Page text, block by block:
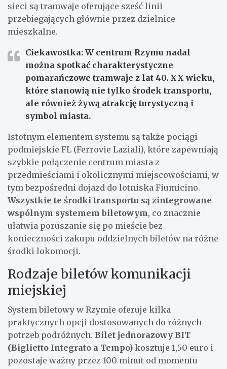
sieci są tramwaje oferujące sześć linii
przebiegających głównie przez dzielnice
mieszkalne.
Ciekawostka: W centrum Rzymu nadal
można spotkać charakterystyczne
pomarańczowe tramwaje z lat 40. XX wieku,
które stanowią nie tylko środek transportu,
ale również żywą atrakcję turystyczną i
symbol miasta.
Istotnym elementem systemu są także pociągi
podmiejskie FL (Ferrovie Laziali), które zapewniają
szybkie połączenie centrum miasta z
przedmieściami i okolicznymi miejscowościami, w
tym bezpośredni dojazd do lotniska Fiumicino.
Wszystkie te środki transportu są zintegrowane
wspólnym systemem biletowym, co znacznie
ułatwia poruszanie się po mieście bez
konieczności zakupu oddzielnych biletów na różne
środki lokomocji.
Rodzaje biletów komunikacji
miejskiej
System biletowy w Rzymie oferuje kilka
praktycznych opcji dostosowanych do różnych
potrzeb podróżnych. Bilet jednorazowy BIT
(Biglietto Integrato a Tempo) kosztuje 1,50 euro i
pozostaje ważny przez 100 minut od momentu